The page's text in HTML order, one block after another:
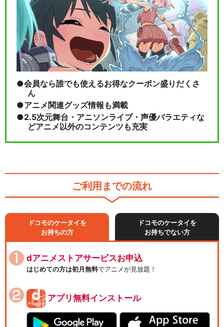
会員なら誰でも使えるお得なクーポン盛りだくさ
ん
アニメ関連グッズ情報も満載
2.5次元舞台・アニソンライブ・声優バラエティな
どアニメ以外のコンテンツも充実
ご利用までの流れ
ドコモのケータイを
お持ちの方
ドコモのケータイを
お持ちでない方
dアニメストアサービスお申込
はじめての方は初月無料でアニメが見放題！
アプリ無料インストール